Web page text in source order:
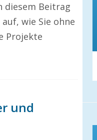
diesem Beitrag
wie Sie ohne
Projekte
und